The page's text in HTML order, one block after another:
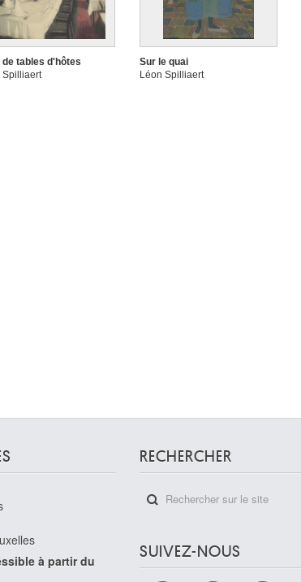
de tables d'hôtes
Spilliaert
Sur le quai
Léon Spilliaert
à partir du
RECHERCHER
SUIVEZ-NOUS